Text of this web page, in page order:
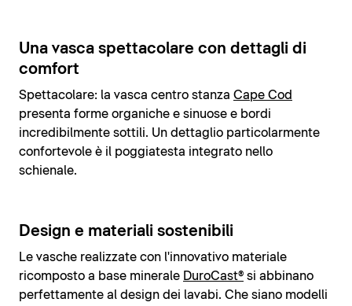
Una vasca spettacolare con dettagli di
comfort
Spettacolare: la vasca centro stanza Cape Cod
presenta forme organiche e sinuose e bordi
incredibilmente sottili. Un dettaglio particolarmente
confortevole è il poggiatesta integrato nello
schienale.
Design e materiali sostenibili
Le vasche realizzate con l'innovativo materiale
ricomposto a base minerale DuroCast® si abbinano
perfettamente al design dei lavabi. Che siano modelli